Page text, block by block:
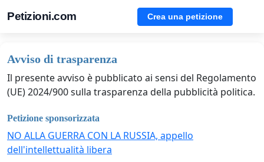
Petizioni.com Crea una petizione
Avviso di trasparenza
Il presente avviso è pubblicato ai sensi del Regolamento
(UE) 2024/900 sulla trasparenza della pubblicità politica.
Petizione sponsorizzata
NO ALLA GUERRA CON LA RUSSIA, appello
dell'intellettualità libera